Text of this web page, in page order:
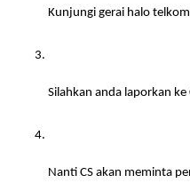
Kunjungi gerai halo
Silahkan anda laporkan
Nanti CS akan meminta